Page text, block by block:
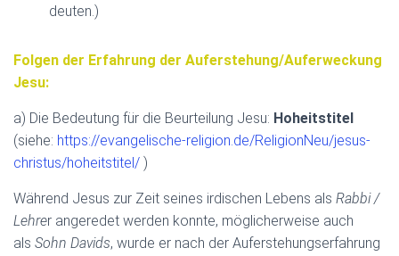
deuten.)
Folgen der Erfahrung der Auferstehung/Auferweckung
Jesu:
a) Die Bedeutung für die Beurteilung Jesu: Hoheitstitel
(siehe: https://evangelische-religion.de/ReligionNeu/jesus-
christus/hoheitstitel/ )
Während Jesus zur Zeit seines irdischen Lebens als Rabbi /
Lehrer angeredet werden konnte, möglicherweise auch
als Sohn Davids, wurde er nach der Auferstehungserfahrung